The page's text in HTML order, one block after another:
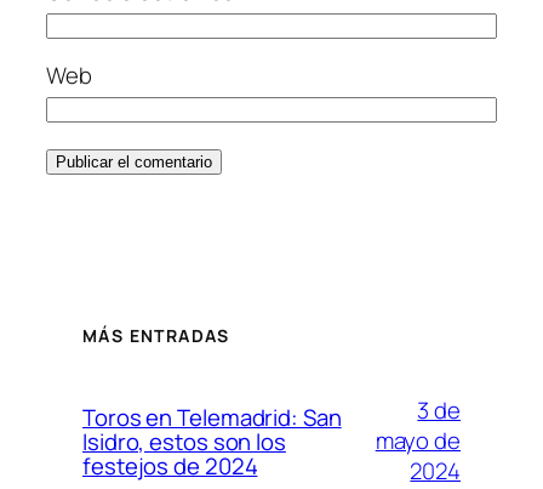
Web
MÁS ENTRADAS
Toros en Telemadrid: San
Isidro, estos son los
festejos de 2024
3 de
mayo de
2024